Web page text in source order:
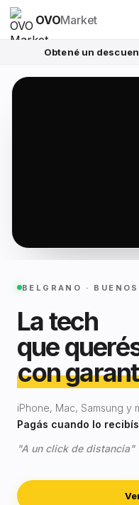
OVOMarket
Obtené un
BELGRANO ·
La tech
que
con
iPhone, Mac, Samsung y
Pagás cuando lo
"A un click de distancia"